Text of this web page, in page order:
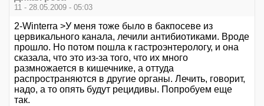
11 - 28.05.2009 - 05:03
2-Winterra >У меня тоже было в бакпосеве из
цервикального канала, лечили антибиотиками. Вроде
прошло. Но потом пошла к гастроэнтерологу, и она
сказала, что это из-за того, что их много
размножается в кишечнике, а оттуда
распространяются в другие органы. Лечить, говорит,
надо, а то опять будут рецидивы. Попробуем еще
так.